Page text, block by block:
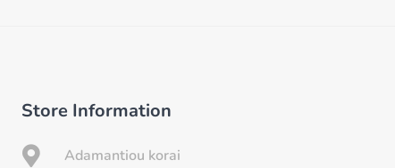
Store Information

Adamantiou korai